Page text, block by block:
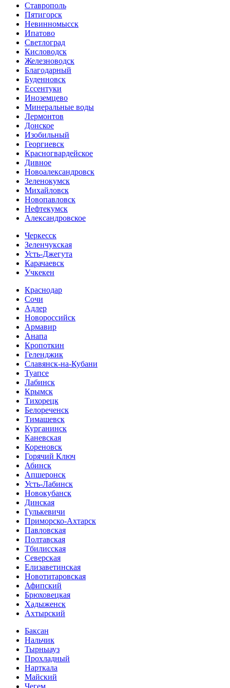
Ставрополь
Пятигорск
Невинномысск
Ипатово
Светлоград
Кисловодск
Железноводск
Благодарный
Буденновск
Ессентуки
Иноземцево
Минеральные воды
Лермонтов
Донское
Изобильный
Георгиевск
Красногвардейское
Дивное
Новоалександровск
Зеленокумск
Михайловск
Новопавловск
Нефтекумск
Александровское
Черкесск
Зеленчукская
Усть-Джегута
Карачаевск
Учкекен
Краснодар
Сочи
Адлер
Новороссийск
Армавир
Анапа
Кропоткин
Геленджик
Славянск-на-Кубани
Туапсе
Лабинск
Крымск
Тихорецк
Белореченск
Тимашевск
Курганинск
Каневская
Кореновск
Горячий Ключ
Абинск
Апшеронск
Усть-Лабинск
Новокубанск
Динская
Гулькевичи
Приморско-Ахтарск
Павловская
Полтавская
Тбилисская
Северская
Елизаветинская
Новотитаровская
Афипский
Брюховецкая
Хадыженск
Ахтырский
Баксан
Нальчик
Тырныауз
Прохладный
Нарткала
Майский
Чегем